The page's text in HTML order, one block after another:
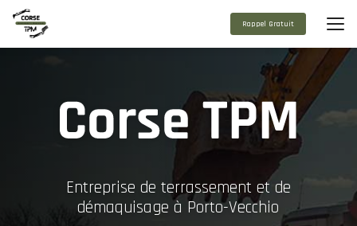
contenu
principal
Rappel Gratuit
Entreprise de terrassement et de
démaquisage à Porto-Vecchio